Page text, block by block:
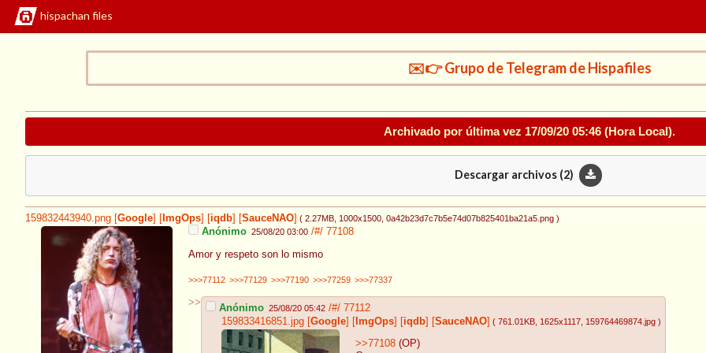
hispachan files
✉️👉 Grupo de Telegram de Hispafiles
Archivado por última vez 17/09/20 05:46 (Hora Local).
Descargar archivos (2)
159832443940.png Google ImgOps iqdb SauceNAO ( 2.27MB , 1000x1500 , 0a42b23d7c7b5e74d07b825401ba21a5.png )
Anónimo 25/08/20 03:00 /#/ 77108
Amor y respeto son lo mismo
>>>77112 >>>77129 >>>77190 >>>77259 >>>77337
>> Anónimo 25/08/20 05:42 /#/ 77112
159833416851.jpg [Google] [ ImgOps] [iqdb] [SauceNAO] ( 761.01KB , 1625x1117 , 159764469874.jpg )
>>77108 (OP)